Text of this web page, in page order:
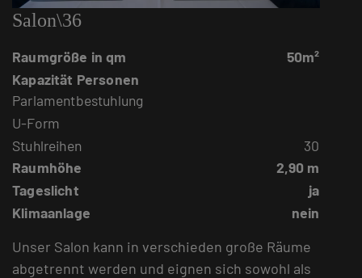
Salon\36
Raumgröße in qm
50m²
Kapazität Personen
Parlamentbestuhlung
U-Form
Stuhlreihen
30
Raumhöhe
2,90 m
Tageslicht
ja
Klimaanlage
nein
Unser Salon kann in verschieden große Räume
abgetrennt werden und eignen sich sowohl als